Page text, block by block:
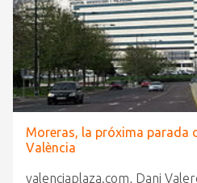
Moreras, la próxima parada
València
valenciaplaza.com, Dani